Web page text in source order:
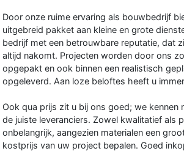
Door onze ruime ervaring als bouwbedrijf
uitgebreid pakket aan kleine en grote
bedrijf met een betrouwbare reputatie, dat
altijd nakomt. Projecten worden door ons
opgepakt en ook binnen een realistisch
opgeleverd. Aan loze beloftes heeft u
Ook qua prijs zit u bij ons goed; we kennen
de juiste leveranciers. Zowel kwalitatief als
onbelangrijk, aangezien materialen een
kostprijs van uw project bepalen. Goed